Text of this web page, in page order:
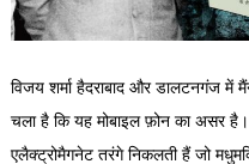
विजय शर्मा हैदराबाद और डालटनगंज में
चला है कि यह मोबाइल फ़ोन का असर
एलैक्ट्रोमैगनेट तरंगे निकलती हैं जो